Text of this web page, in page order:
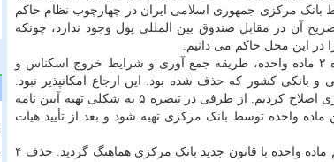
بانک مرکزی جمهوری اسلامی ایران در چهارچوب نظام حاکم
آن در مقابل صندوق بین المللی پول وجود ندارد، چونکه
در این محل حاکم می دانیم.
حسینی همینطور به اصلاح تبصره های اجرایی اشاره نمود و اضافه کرد: در تبصره ۲ ماده واحده، طریقه جمع آوری و شرایط خروج اسکناس و
بود به مواد بند (ب) ماده ۳ و بند (ج) ماده ۴ قانون پولی و بانکی کشور که حذف شده بود. این ارجاع امکانپذیر نبود.
بنابراین این مورد را هم در کمیسیون به بندهای (خ) و (د) ماده ۵۸ قانون بانک مرکزی اصلاح کردیم. از طرفی در تبصره ۵ به شکلی تهیه آیین نامه
واحده توسط بانک مرکزی تهیه شود و بعد از تأیید هیات
وی در انتها تاکید کرد: با این اصلاحات، هم ایرادات شورای نگهبان برطرف شد و هم ماده واحده با قانون جدید بانک مرکزی هماهنگ گردید. حذف ۴